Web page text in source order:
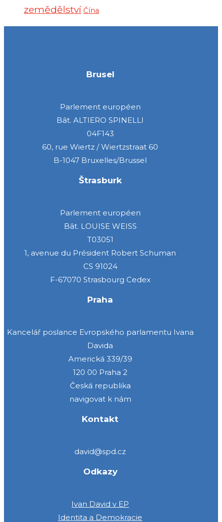
zemědělství Čína
Brusel
Parlement européen
Bât. ALTIERO SPINELLI
04F143
60, rue Wiertz / Wiertzstraat 60
B-1047 Bruxelles/Brussel
Štrasburk
Parlement européen
Bât. LOUISE WEISS
T03051
1, avenue du Président Robert Schuman
CS 91024
F-67070 Strasbourg Cedex
Praha
Kancelář poslance Evropského parlamentu Ivana
Davida
Americká 339/39
120 00 Praha 2
Česká republika
navigovat k nám
Kontakt
david@spd.cz
Odkazy
Ivan David v EP
Identita a Demokracie